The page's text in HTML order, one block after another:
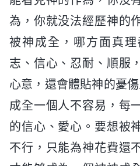
為，你就没法經歷神的
被神成全，哪方面真
志、信心、忍耐、順服
心意，還會體貼神的憂
成全一個人不容易，每
的信心、愛心。要想被
不行，只能為神花費還